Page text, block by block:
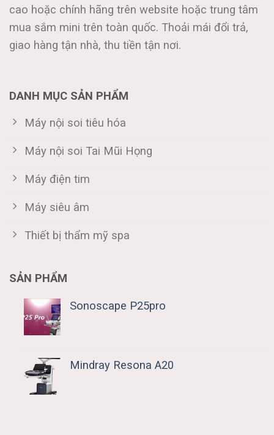
cao hoặc chính hãng trên website hoặc trung tâm
mua sắm mini trên toàn quốc. Thoải mái đổi trả,
giao hàng tận nhà, thu tiền tận nơi.
DANH MỤC SẢN PHẨM
Máy nội soi tiêu hóa
Máy nội soi Tai Mũi Họng
Máy điện tim
Máy siêu âm
Thiết bị thẩm mỹ spa
SẢN PHẨM
Sonoscape P25pro
Mindray Resona A20